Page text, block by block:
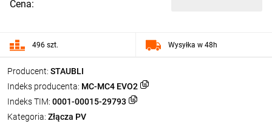
Producent: STAUBLI
Indeks producenta: MC-MC4 EVO2
Indeks TIM: 0001-00015-29793
Kategoria: Złącza PV
Cena:
496 szt. Wysyłka w 48h